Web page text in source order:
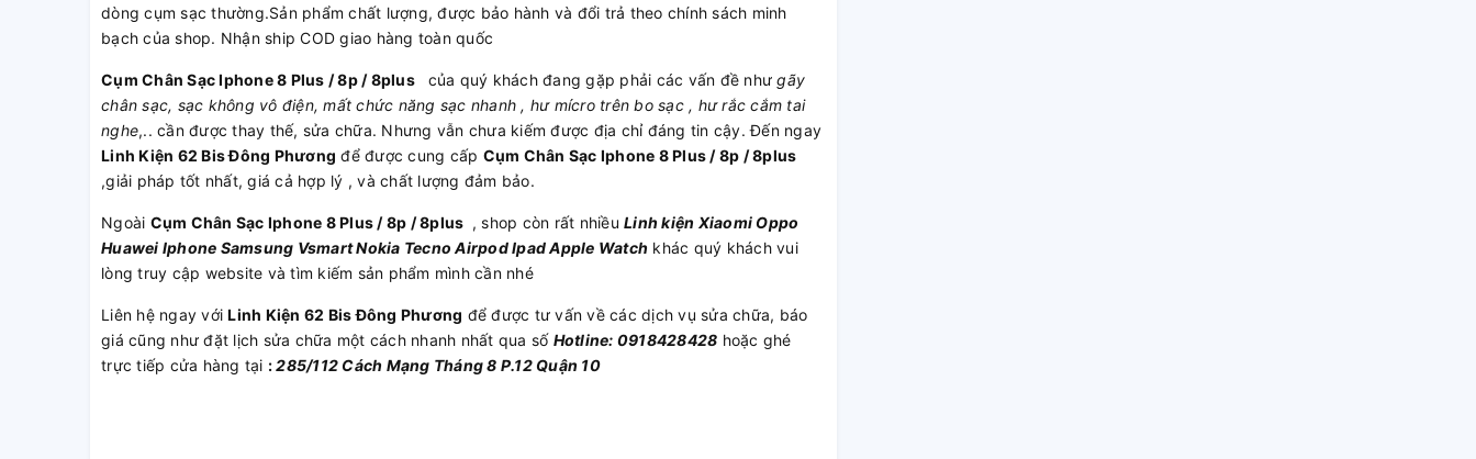
dòng cụm sạc thường.Sản phẩm chất lượng, được bảo hành và đổi trả theo chính sách minh
bạch của shop. Nhận ship COD giao hàng toàn quốc
Cụm Chân Sạc Iphone 8 Plus / 8p / 8plus của quý khách đang gặp phải các vấn đề nhưgãy
chân sạc, sạc không vô điện, mất chức năng sạc nhanh , hư mícro trên bo sạc , hư rắc cắm tai
nghe,.. cần được thay thế, sửa chữa. Nhưng vẫn chưa kiếm được địa chỉ đáng tin cậy. Đến ngay
Linh Kiện 62 Bis Đông Phương để được cung cấp Cụm Chân Sạc Iphone 8 Plus / 8p / 8plus
,giải pháp tốt nhất, giá cả hợp lý , và chất lượng đảm bảo.
Ngoài Cụm Chân Sạc Iphone 8 Plus / 8p / 8plus , shop còn rất nhiều Linh kiện Xiaomi Oppo
Huawei Iphone Samsung VsmartNokia Tecno AirpodIpadApple Watch khác quý khách vui
lòng truy cập website và tìm kiếm sản phẩm mình cần nhé
Liên hệ ngay vớiLinh Kiện 62 Bis Đông Phương để được tư vấn về các dịch vụ sửa chữa, báo
giá cũng như đặt lịch sửa chữa một cách nhanh nhất qua số Hotline: 0918428428 hoặc ghé
trực tiếp cửa hàng tại :285/112 Cách Mạng Tháng 8 P.12 Quận 10